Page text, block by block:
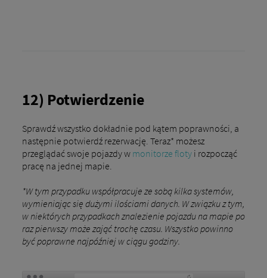
12) Potwierdzenie
Sprawdź wszystko dokładnie pod kątem poprawności, a
następnie potwierdź rezerwację. Teraz* możesz
przeglądać swoje pojazdy w monitorze flotyi rozpocząć
pracę na jednej mapie.
*W tym przypadku współpracuje ze sobą kilka systemów,
wymieniając się dużymi ilościami danych. W związku z tym,
w niektórych przypadkach znalezienie pojazdu na mapie po
raz pierwszy może zająć trochę czasu. Wszystko powinno
być poprawne najpóźniej w ciągu godziny.